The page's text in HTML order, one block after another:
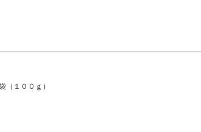
１００ｇ）